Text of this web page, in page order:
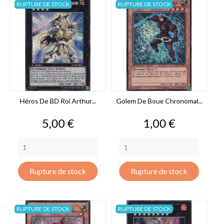
Héros De BD Roi Arthur...
Prix
5,00 €
Rupture de stock
RUPTURE DE STOCK
Golem De Boue Chronomal...
Prix
1,00 €
Rupture de stock
RUPTURE DE STOCK
RUPTURE DE STOCK RUPTURE DE STOCK